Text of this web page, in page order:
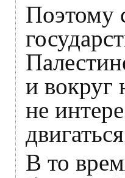
Поэтому
и вокруг
не
В то